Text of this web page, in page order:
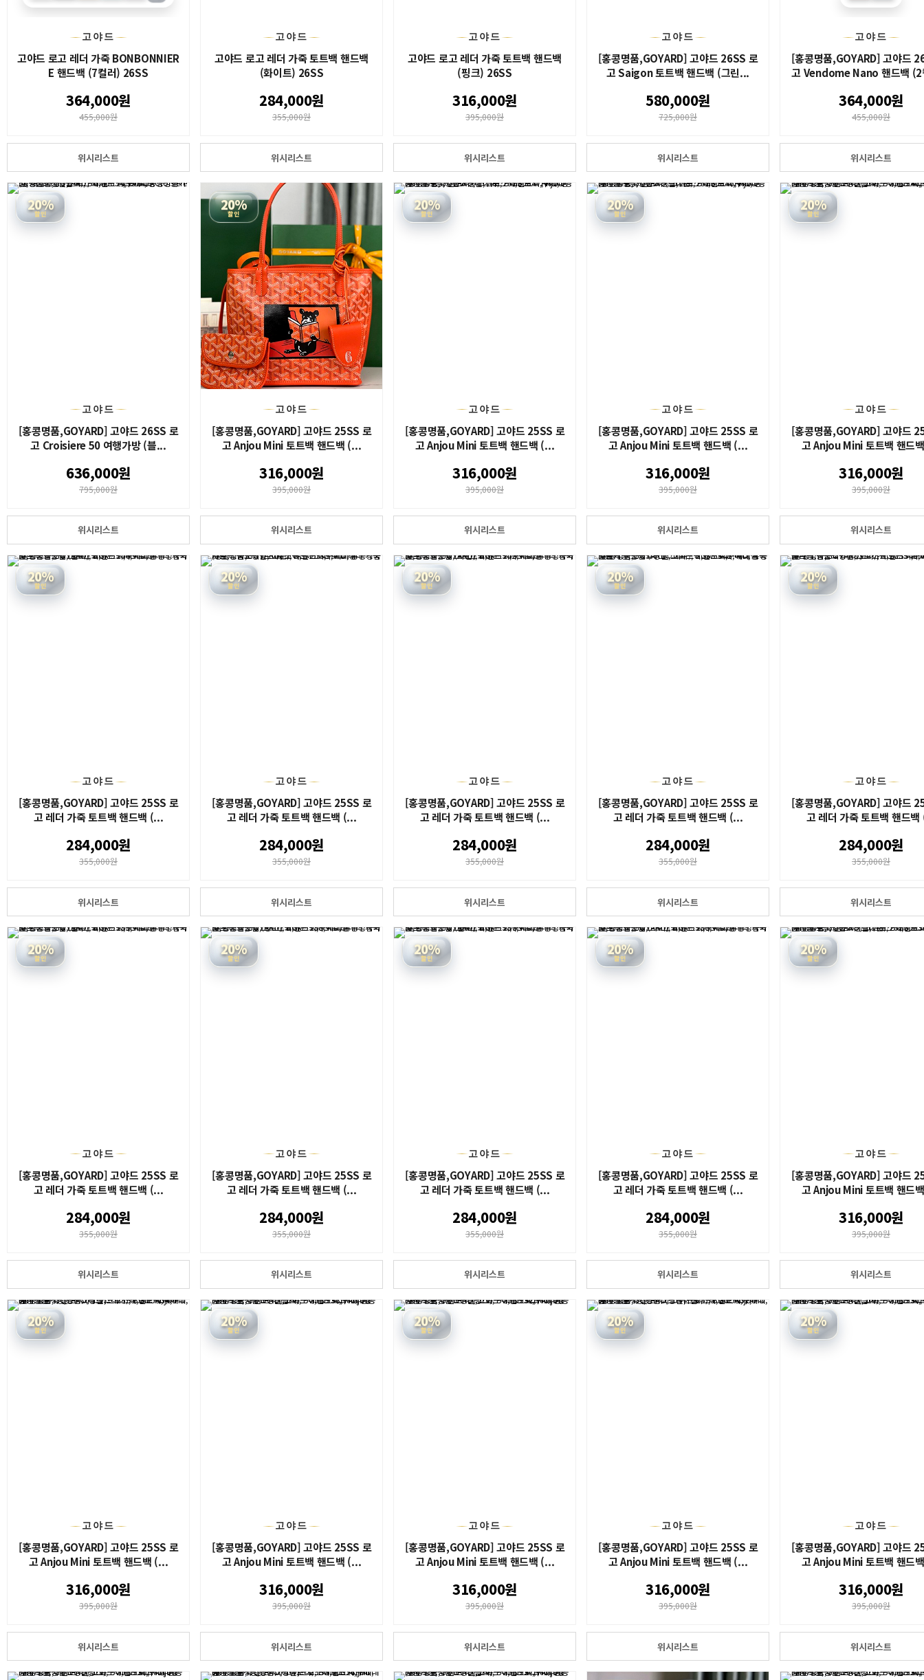
고야드
고야드 로고 레더 가죽 BONBONNIER
E 핸드백 (7컬러) 26SS
364,000원
455,000원
위시리스트
고야드
고야드 로고 레더 가죽 토트백 핸드백
(화이트) 26SS
284,000원
355,000원
위시리스트
고야드
고야드 로고 레더 가죽 토트백 핸드백
(핑크) 26SS
316,000원
395,000원
위시리스트
고야드
[홍콩명품,GOYARD] 고야드 26SS 로
고 Saigon 토트백 핸드백 (그린...
580,000원
725,000원
위시리스트
고야드
[홍콩명품,GOYARD] 고야드
고 Vendome Nano 핸드백
364,000원
455,000원
위시리스트
20%
할인
고야드
[홍콩명품,GOYARD] 고야드 26SS 로
고 Croisiere 50 여행가방 (블...
636,000원
795,000원
위시리스트
20%
할인
고야드
[홍콩명품,GOYARD] 고야드 25SS 로
고 Anjou Mini 토트백 핸드백 (...
316,000원
395,000원
위시리스트
20%
할인
고야드
[홍콩명품,GOYARD] 고야드 25SS 로
고 Anjou Mini 토트백 핸드백 (...
316,000원
395,000원
위시리스트
20%
할인
고야드
[홍콩명품,GOYARD] 고야드 25SS 로
고 Anjou Mini 토트백 핸드백 (...
316,000원
395,000원
위시리스트
20%
할인
고야드
[홍콩명품,GOYARD] 고야드
고 Anjou Mini 토트백 핸드
316,000원
395,000원
위시리스트
20%
할인
고야드
[홍콩명품,GOYARD] 고야드 25SS 로
고 레더 가죽 토트백 핸드백 (...
284,000원
355,000원
위시리스트
20%
할인
고야드
[홍콩명품,GOYARD] 고야드 25SS 로
고 레더 가죽 토트백 핸드백 (...
284,000원
355,000원
위시리스트
20%
할인
고야드
[홍콩명품,GOYARD] 고야드 25SS 로
고 레더 가죽 토트백 핸드백 (...
284,000원
355,000원
위시리스트
20%
할인
고야드
[홍콩명품,GOYARD] 고야드 25SS 로
고 레더 가죽 토트백 핸드백 (...
284,000원
355,000원
위시리스트
20%
할인
고야드
[홍콩명품,GOYARD] 고야드
고 레더 가죽 토트백 핸드
284,000원
355,000원
위시리스트
20%
할인
고야드
[홍콩명품,GOYARD] 고야드 25SS 로
고 레더 가죽 토트백 핸드백 (...
284,000원
355,000원
위시리스트
20%
할인
고야드
[홍콩명품,GOYARD] 고야드 25SS 로
고 레더 가죽 토트백 핸드백 (...
284,000원
355,000원
위시리스트
20%
할인
고야드
[홍콩명품,GOYARD] 고야드 25SS 로
고 레더 가죽 토트백 핸드백 (...
284,000원
355,000원
위시리스트
20%
할인
고야드
[홍콩명품,GOYARD] 고야드 25SS 로
고 레더 가죽 토트백 핸드백 (...
284,000원
355,000원
위시리스트
20%
할인
고야드
[홍콩명품,GOYARD] 고야드
고 Anjou Mini 토트백 핸드
316,000원
395,000원
위시리스트
20%
할인
고야드
[홍콩명품,GOYARD] 고야드 25SS 로
고 Anjou Mini 토트백 핸드백 (...
316,000원
395,000원
위시리스트
20%
할인
고야드
[홍콩명품,GOYARD] 고야드 25SS 로
고 Anjou Mini 토트백 핸드백 (...
316,000원
395,000원
위시리스트
20%
할인
고야드
[홍콩명품,GOYARD] 고야드 25SS 로
고 Anjou Mini 토트백 핸드백 (...
316,000원
395,000원
위시리스트
20%
할인
고야드
[홍콩명품,GOYARD] 고야드 25SS 로
고 Anjou Mini 토트백 핸드백 (...
316,000원
395,000원
위시리스트
20%
할인
고야드
[홍콩명품,GOYARD] 고야드
고 Anjou Mini 토트백 핸드
316,000원
395,000원
위시리스트